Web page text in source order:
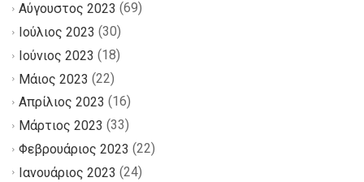
Αύγουστος 2023 (69)
Ιούλιος 2023 (30)
Ιούνιος 2023 (18)
Μάιος 2023 (22)
Απρίλιος 2023 (16)
Μάρτιος 2023 (33)
Φεβρουάριος 2023 (22)
Ιανουάριος 2023 (24)